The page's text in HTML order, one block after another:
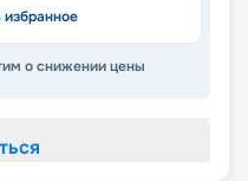
о снижении цены